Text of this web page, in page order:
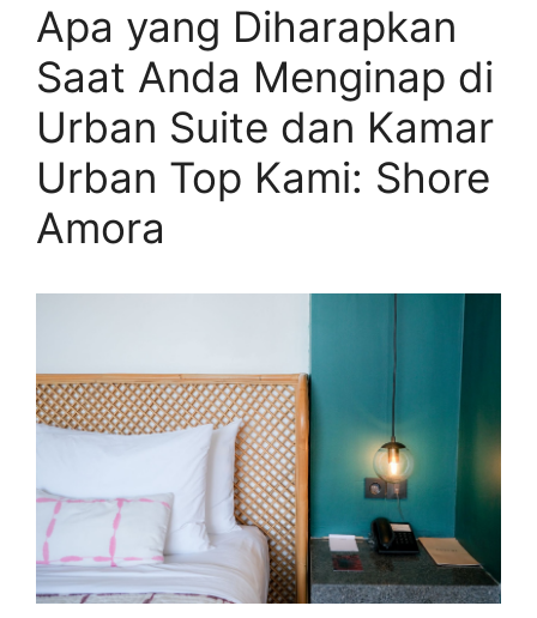
Apa yang Diharapkan
Saat Anda Menginap di
Urban Suite dan Kamar
Urban Top Kami: Shore
Amora